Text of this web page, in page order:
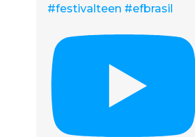
#festivalteen #efbrasil